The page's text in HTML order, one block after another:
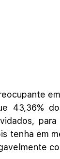
43,36%
tenha em